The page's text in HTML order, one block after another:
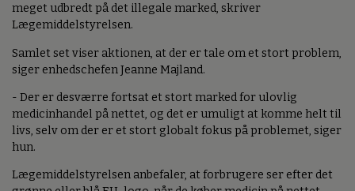
meget udbredt på det illegale marked, skriver
Lægemiddelstyrelsen.
Samlet set viser aktionen, at der er tale om et stort problem,
siger enhedschefen Jeanne Majland.
- Der er desværre fortsat et stort marked for ulovlig
medicinhandel på nettet, og det er umuligt at komme helt til
livs, selv om der er et stort globalt fokus på problemet, siger
hun.
Lægemiddelstyrelsen anbefaler, at forbrugere ser efter det